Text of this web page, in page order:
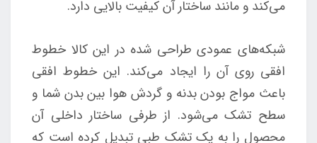
می‌کند و مانند ساختار آن کیفیت بالایی دارد.
شبکه‌های عمودی طراحی شده در این کالا خطوط
افقی روی آن را ایجاد می‌کند. این خطوط افقی
باعث مواج بودن بدنه و گردش هوا بین بدن شما و
سطح تشک می‌شود. از طرفی ساختار داخلی آن
محصول را به یک تشک طبی تبدیل کرده است که